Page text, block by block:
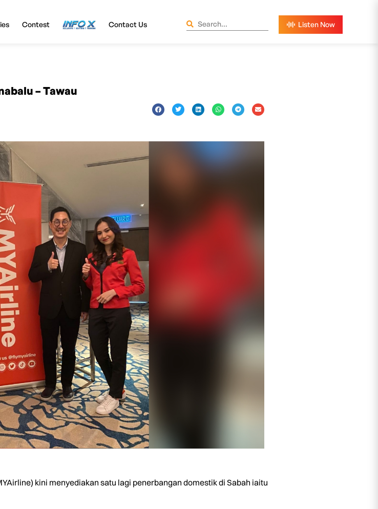
Contest InfoX Contact Us
– Tawau
kini menyediakan satu lagi penerbangan domestik di Sabah iaitu